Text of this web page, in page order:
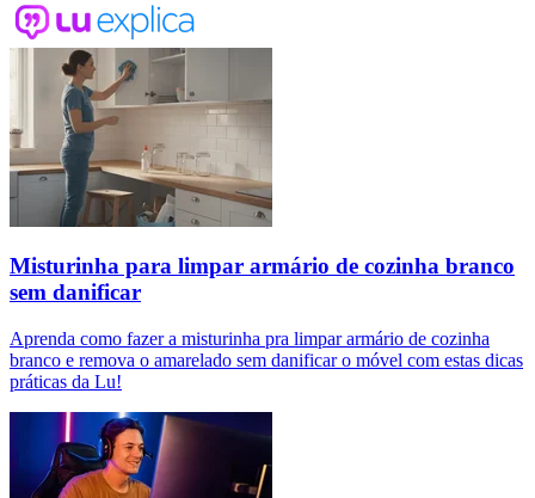
Misturinha para limpar armário de cozinha branco
sem danificar
Aprenda como fazer a misturinha pra limpar armário de cozinha
branco e remova o amarelado sem danificar o móvel com estas dicas
práticas da Lu!